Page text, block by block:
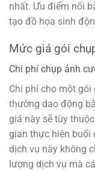
nhất. Ưu điểm nổi
tạo đồ họa sinh
Mức giá gói
Chi phí chụp ảnh
Chi phí cho một
thường dao động
giá này sẽ tùy
gian thực hiện buổi
dịch vụ này không
lượng dịch vụ mà